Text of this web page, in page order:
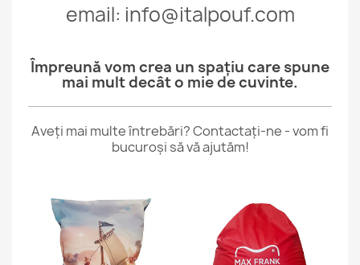
email: info@italpouf.com
Împreună vom crea un spațiu care spune
mai mult decât o mie de cuvinte.
Aveți mai multe întrebări? Contactați-ne - vom fi
bucuroși să vă ajutăm!